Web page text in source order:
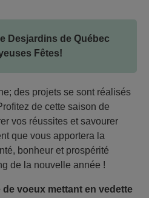
Desjardins de Québec
Fêtes!
des projets se sont réalisés
de cette saison de
vos réussites et savourer
que vous apportera la
bonheur et prospérité
de la nouvelle année !
voeux mettant en vedette